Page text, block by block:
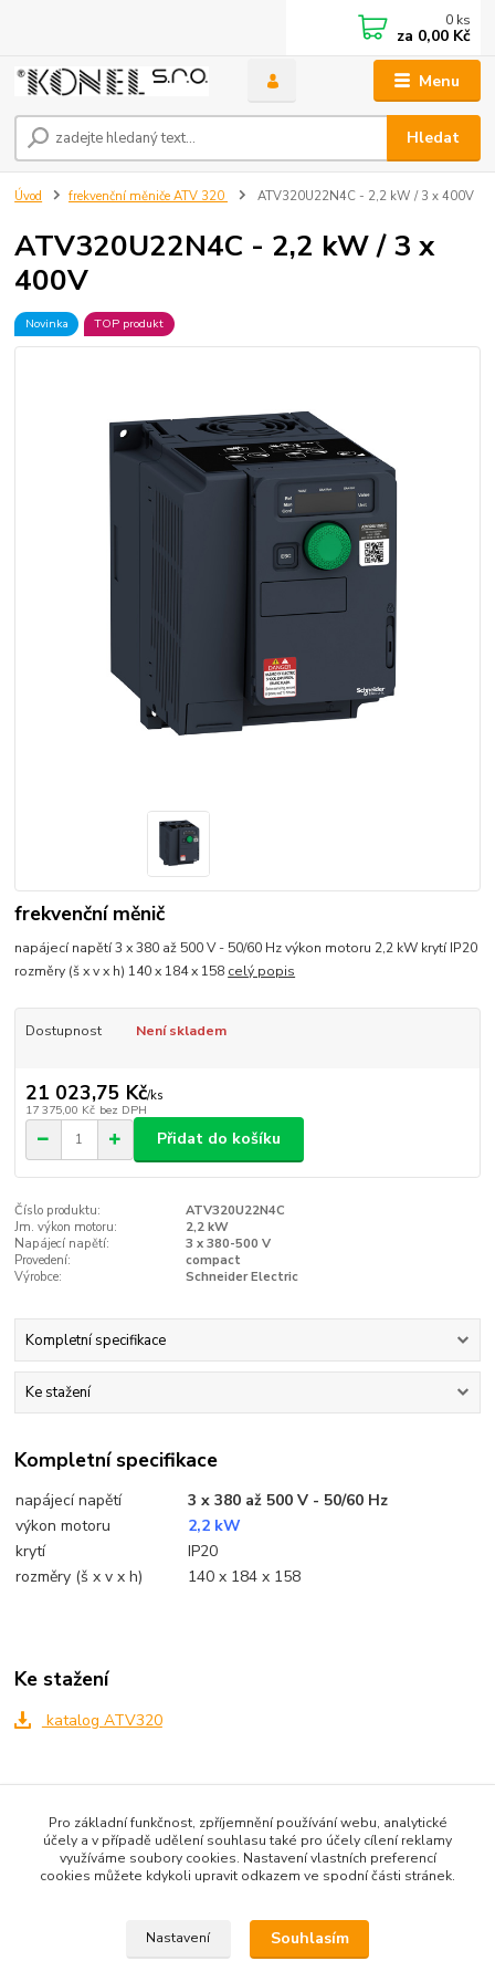
Menu
Hledat
0 ks
za 0,00 Kč
Úvod frekvenční měniče ATV 320 ATV320U22N4C - 2,2 kW / 3 x 400V
ATV320U22N4C - 2,2 kW / 3 x
400V
Novinka TOP produkt
frekvenční měnič
napájecí napětí 3 x 380 až 500 V - 50/60 Hz výkon motoru 2,2 kW krytí IP20
rozměry (š x v x h) 140 x 184 x 158 celý popis
Dostupnost Není skladem
21 023,75 Kč/ks
17 375,00 Kč bez DPH
Přidat do košíku
Číslo produktu:
ATV320U22N4C
Jm. výkon motoru:
2,2 kW
Napájecí napětí:
3 x 380-500 V
Provedení:
compact
Výrobce:
Schneider Electric
Kompletní specifikace
Ke stažení
Kompletní specifikace
napájecí napětí
3 x 380 až 500 V - 50/60 Hz
výkon motoru
2,2 kW
krytí
IP20
rozměry (š x v x h)
140 x 184 x 158
Ke stažení
katalog ATV320
frekvenční měniče ATV 320
Upravit sběr cookies.
Pro základní funkčnost, zpříjemnění používání webu, analytické
účely a v případě udělení souhlasu také pro účely cílení reklamy
využíváme soubory cookies. Nastavení vlastních preferencí
cookies můžete kdykoli upravit odkazem ve spodní části stránek.
Nastavení Souhlasím